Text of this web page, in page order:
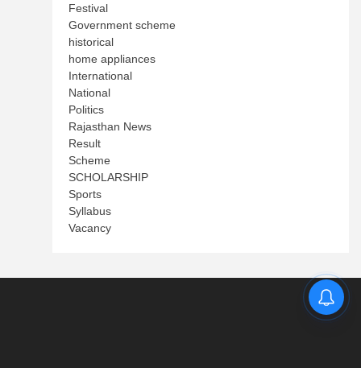
Festival
Government scheme
historical
home appliances
International
National
Politics
Rajasthan News
Result
Scheme
SCHOLARSHIP
Sports
Syllabus
Vacancy